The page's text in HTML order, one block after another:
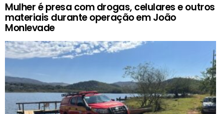
Mulher é presa com drogas, celulares e outros
materiais durante operação em João
Monlevade